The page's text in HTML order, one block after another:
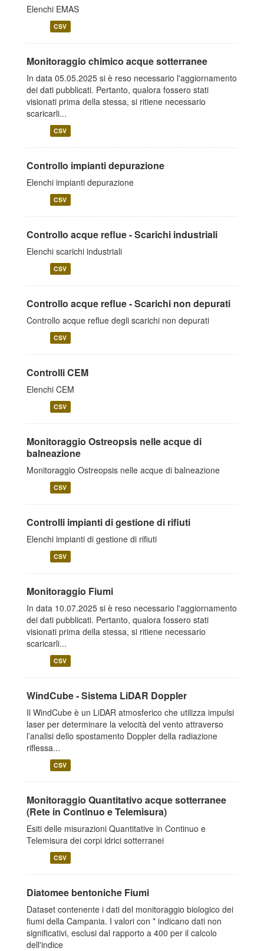
Elenchi EMAS
CSV
Monitoraggio chimico acque sotterranee
In data 05.05.2025 si è reso necessario l'aggiornamento
dei dati pubblicati. Pertanto, qualora fossero stati
visionati prima della stessa, si ritiene necessario
scaricarli...
CSV
Controllo impianti depurazione
Elenchi impianti depurazione
CSV
Controllo acque reflue - Scarichi industriali
Elenchi scarichi industriali
CSV
Controllo acque reflue - Scarichi non depurati
Controllo acque reflue degli scarichi non depurati
CSV
Controlli CEM
Elenchi CEM
CSV
Monitoraggio Ostreopsis nelle acque di
balneazione
Monitoraggio Ostreopsis nelle acque di balneazione
CSV
Controlli impianti di gestione di rifiuti
Elenchi impianti di gestione di rifiuti
CSV
Monitoraggio Fiumi
In data 10.07.2025 si è reso necessario l'aggiornamento
dei dati pubblicati. Pertanto, qualora fossero stati
visionati prima della stessa, si ritiene necessario
scaricarli...
CSV
WindCube - Sistema LiDAR Doppler
Il WindCube è un LiDAR atmosferico che utilizza impulsi
laser per determinare la velocità del vento attraverso
l’analisi dello spostamento Doppler della radiazione
riflessa...
CSV
Monitoraggio Quantitativo acque sotterranee
(Rete in Continuo e Telemisura)
Esiti delle misurazioni Quantitative in Continuo e
Telemisura dei corpi idrici sotterranei
CSV
Diatomee bentoniche Fiumi
Dataset contenente i dati del monitoraggio biologico dei
fiumi della Campania. I valori con * indicano dati non
significativi, esclusi dal rapporto a 400 per il calcolo
dell'indice